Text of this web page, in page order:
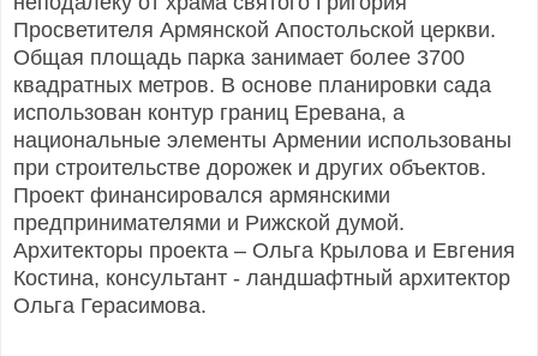
Просветителя Армянской Апостольской церкви.
Общая площадь парка занимает более 3700
квадратных метров. В основе планировки сада
использован контур границ Еревана, а
национальные элементы Армении использованы
при строительстве дорожек и других объектов.
Проект финансировался армянскими
предпринимателями и Рижской думой.
Архитекторы проекта – Ольга Крылова и Евгения
Костина, консультант - ландшафтный архитектор
Ольга Герасимова.